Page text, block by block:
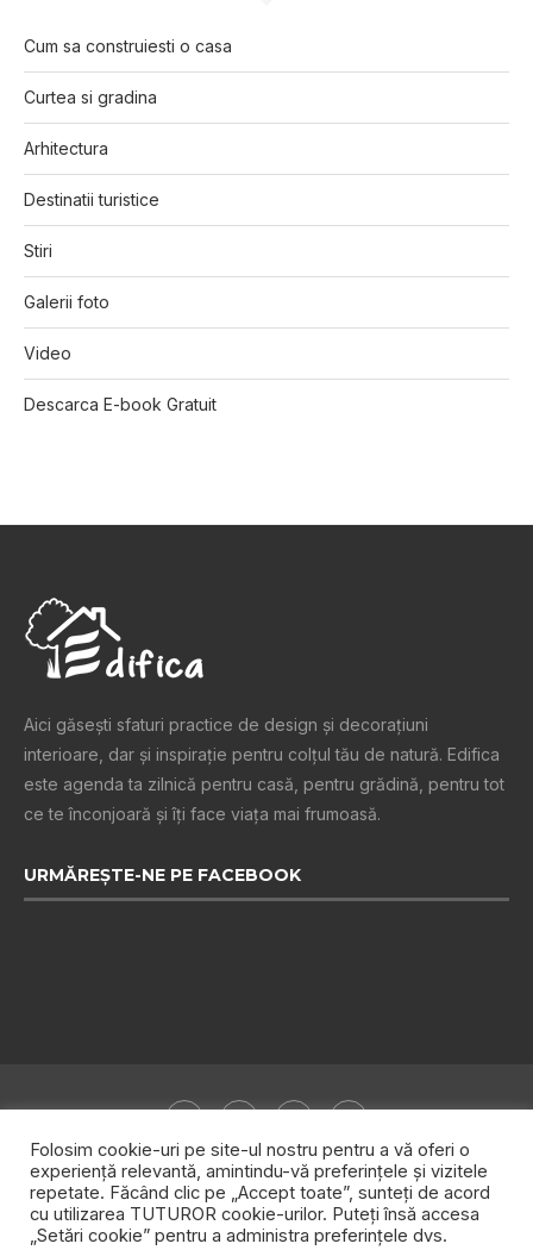
Cum sa construiesti o casa
Curtea si gradina
Arhitectura
Destinatii turistice
Stiri
Galerii foto
Video
Descarca E-book Gratuit
Aici găsești sfaturi practice de design şi decoraţiuni
interioare, dar și inspiraţie pentru colţul tău de natură. Edifica
este agenda ta zilnică pentru casă, pentru grădină, pentru tot
ce te înconjoară şi îţi face viaţa mai frumoasă.
URMĂREȘTE-NE PE FACEBOOK
Despre noi Publicitate
Politica de confidențialitate
Contact
Folosim cookie-uri pe site-ul nostru pentru a vă oferi o
experiență relevantă, amintindu-vă preferințele și vizitele
repetate. Făcând clic pe „Accept toate”, sunteți de acord
cu utilizarea TUTUROR cookie-urilor. Puteți însă accesa
„Setări cookie” pentru a administra preferințele dvs.